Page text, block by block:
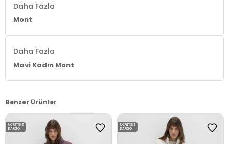
Daha Fazla
Mont
Daha Fazla
Mavi Kadın Mont
Benzer Ürünler
ÜCRETSIZ
KARGO
ÜCRETSIZ
KARGO